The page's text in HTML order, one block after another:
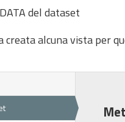
del dataset
creata alcuna vista per